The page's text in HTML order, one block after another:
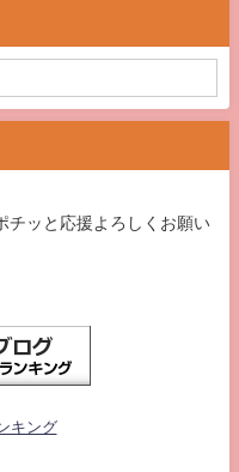
チッと応援よろしくお願い
キング